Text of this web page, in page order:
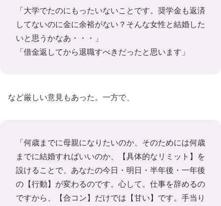
「大学でたのにもったいないことです。奨学金も返済
してないのに金に余裕がない？そんな女性と結婚した
いと思うかなあ・・・」
「借金返してから退職すべきだったと思います」
など厳しい意見もあった。一方で、
「何歳までに母親になりたいのか、そのためには何歳
までに結婚すればいいのか、【具体的なリミット】を
設けることで、あなたの今日・明日・半年後・一年後
の【行動】が変わるのです。心して。仕事を辞めるの
ですから、【合コン】だけでは【甘い】です。手当り